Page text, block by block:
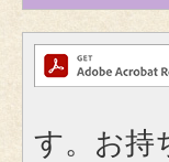
す。お持